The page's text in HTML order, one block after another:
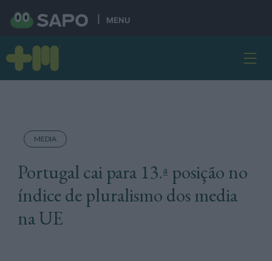
MENU
MEDIA
Portugal cai para 13.ª posição no
índice de pluralismo dos media
na UE